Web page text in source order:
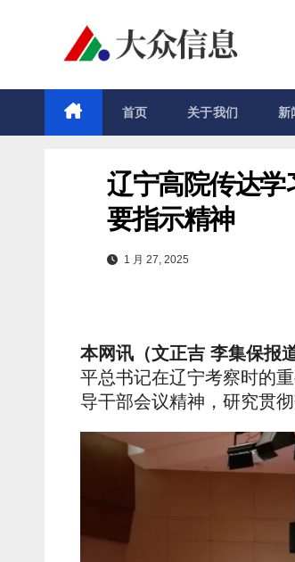
容
首页 关于我们 新
辽宁高院传达学
要指示精神
1 月 27, 2025
本网讯（文正吉 李集保报道
平总书记在辽宁考察时的
导干部会议精神，研究贯